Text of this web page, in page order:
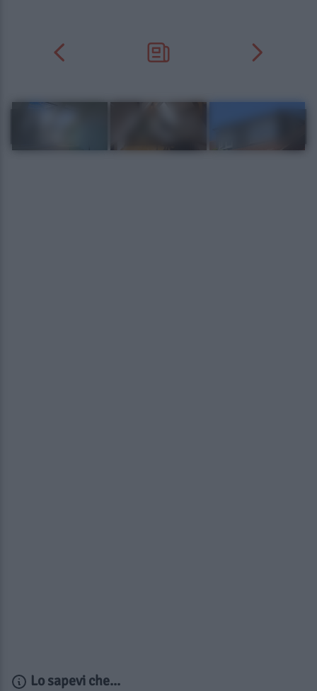
Lo sapevi che...